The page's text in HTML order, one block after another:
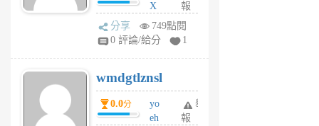
X
Pe
Jc
R
P
m
v
報
分享
749點閱
0 評論/給分
1
wmdgtlznsl
0.0分
yo
eh
舉
報